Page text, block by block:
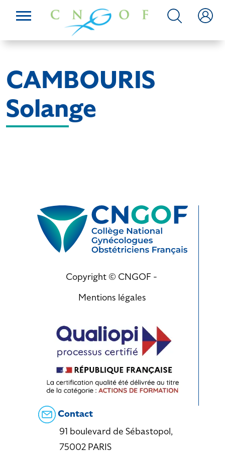
CAMBOURIS
Solange
Copyright © CNGOF -
Mentions légales
Contact
91 boulevard de Sébastopol,
75002 PARIS